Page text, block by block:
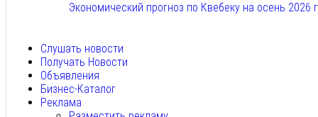
Экономический прогноз по Квебеку на осень 2026
Слушать новости
Получать Новости
Объявления
Бизнес-Каталог
Реклама